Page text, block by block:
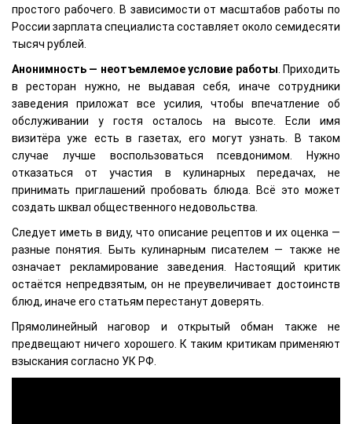
простого рабочего. В зависимости от масштабов работы по
России зарплата специалиста составляет около семидесяти
тысяч рублей.
Анонимность — неотъемлемое условие работы . Приходить
в ресторан нужно, не выдавая себя, иначе сотрудники
заведения приложат все усилия, чтобы впечатление об
обслуживании у гостя осталось на высоте. Если имя
визитёра уже есть в газетах, его могут узнать. В таком
случае лучше воспользоваться псевдонимом. Нужно
отказаться от участия в кулинарных передачах, не
принимать приглашений пробовать блюда. Всё это может
создать шквал общественного недовольства.
Следует иметь в виду, что описание рецептов и их оценка —
разные понятия. Быть кулинарным писателем — также не
означает рекламирование заведения. Настоящий критик
остаётся непредвзятым, он не преувеличивает достоинств
блюд, иначе его статьям перестанут доверять.
Прямолинейный наговор и открытый обман также не
предвещают ничего хорошего. К таким критикам применяют
взыскания согласно УК РФ.